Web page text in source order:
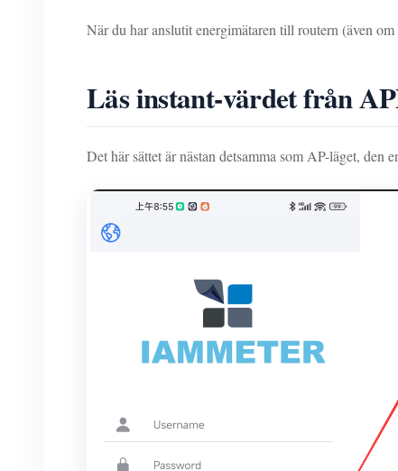
När du har anslutit energimätaren till routern (även
Läs instant-värdet från
Det här sättet är nästan detsamma som AP-läget,